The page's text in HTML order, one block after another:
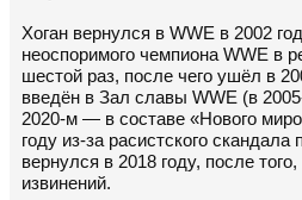
Хоган вернулся в WWE в 2002
неоспоримого чемпиона WWE в
шестой раз, после чего ушёл в
введён в Зал славы WWE (в
2020-м — в составе «Нового
году из-за расистского скандала
вернулся в 2018 году, после
извинений.